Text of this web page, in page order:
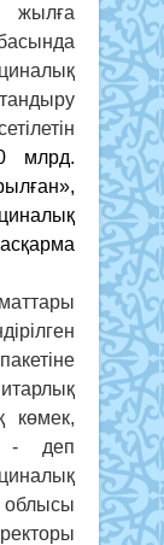
млрд.
көмек,
- деп
облысы